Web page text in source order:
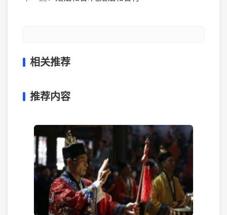
相关推荐
推荐内容